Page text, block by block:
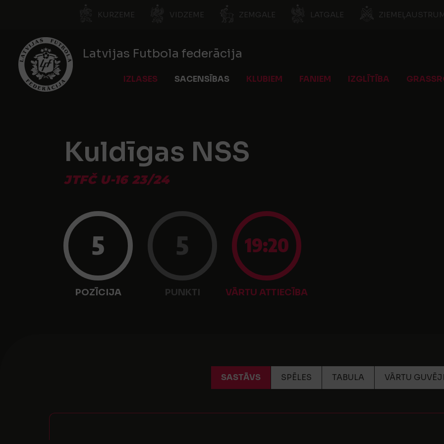
KURZEME VIDZEME ZEMGALE LATGALE
Latvijas Futbola federācija
IZLASES SACENSĪBAS KLUBIEM FANIEM IZGLĪTĪBA
Kuldīgas NSS
JTFČ U-16 23/24
5
POZĪCIJA
5
PUNKTI
19:20
VĀRTU ATTIECĪBA
SASTĀVS SPĒLES TABULA VĀRTU